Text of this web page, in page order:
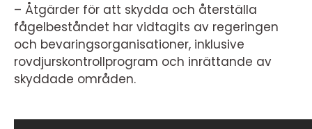
– Åtgärder för att skydda och återställa
fågelbeståndet har vidtagits av regeringen
och bevaringsorganisationer, inklusive
rovdjurskontrollprogram och inrättande av
skyddade områden.